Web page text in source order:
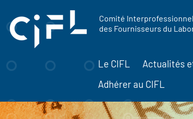
Comité Interprofessionnel
des Fournisseurs du
Le CIFL Actualités
Adhérer au CIFL